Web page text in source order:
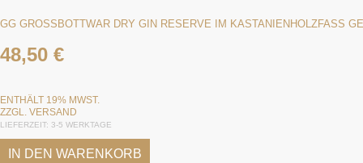
GG GROSSBOTTWAR DRY GIN RESERVE IM KASTANIENHOLZFASS
48,50 €
ENTHÄLT 19% MWST.
ZZGL. VERSAND
LIEFERZEIT: 3-5 WERKTAGE
IN DEN WARENKORB